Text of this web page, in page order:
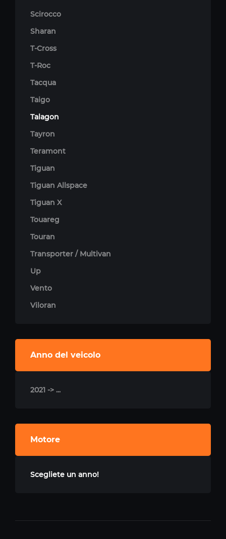
Scirocco
Sharan
T-Cross
T-Roc
Tacqua
Taigo
Talagon
Tayron
Teramont
Tiguan
Tiguan Allspace
Tiguan X
Touareg
Touran
Transporter / Multivan
Up
Vento
Viloran
Anno del veicolo
2021 -> ...
Motore
Scegliete un anno!